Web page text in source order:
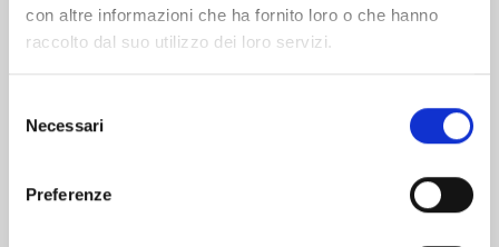
con altre informazioni che ha fornito loro o che hanno
raccolto dal suo utilizzo dei loro servizi.
delNecessari
Preferenze